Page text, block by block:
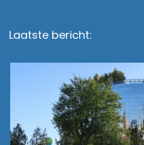
Laatste bericht: